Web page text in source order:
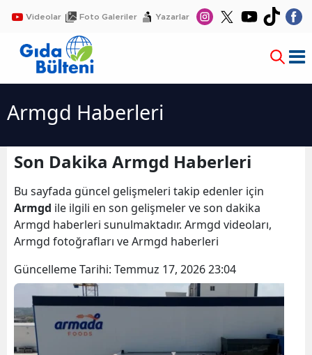
Videolar Foto Galeriler Yazarlar
Armgd Haberleri
Son Dakika Armgd Haberleri
Bu sayfada güncel gelişmeleri takip edenler için
Armgd ile ilgili en son gelişmeler ve son dakika
Armgd haberleri sunulmaktadır. Armgd videoları,
Armgd fotoğrafları ve Armgd haberleri
Güncelleme Tarihi: Temmuz 17, 2026 23:04